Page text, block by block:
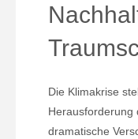
Die Klimakrise
Herausforderung
dramatische